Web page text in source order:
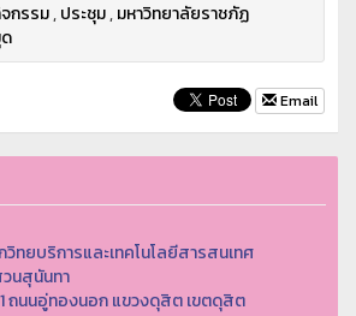
กรรม,ประชุม,มหาวิทยาลัยราชภัฏ
Email
ทยบริการและเทคโนโลยีสารสนเทศ
นสุนันทา
1 ถนนอู่ทองนอก แขวงดุสิต เขตดุสิต